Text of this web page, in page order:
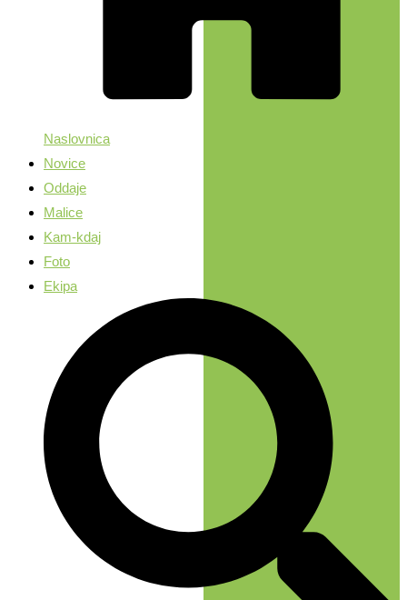
Naslovnica
Novice
Oddaje
Malice
Kam-kdaj
Foto
Ekipa